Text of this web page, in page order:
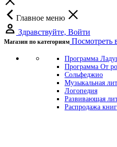
Главное меню
Здравствуйте, Войти
Магазин по категориям Посмотреть
Программа
Программа От
Сольфеджио
Музыкальная
Логопедия
Развивающая
Распродажа книг